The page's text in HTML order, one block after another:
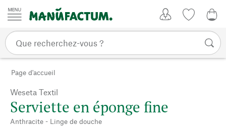
Passer au contenu
Page d'accueil
Weseta Textil
Serviette en éponge fine
Anthracite - Linge de douche